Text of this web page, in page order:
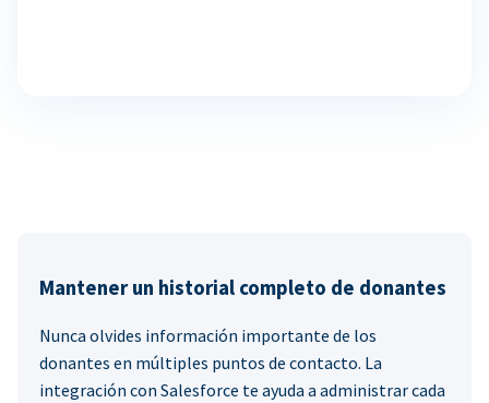
Mantener un historial completo de donantes
Nunca olvides información importante de los
donantes en múltiples puntos de contacto. La
integración con Salesforce te ayuda a administrar cada